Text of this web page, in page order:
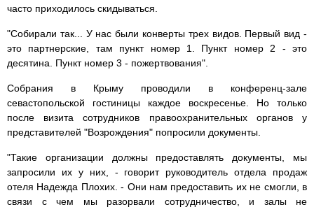
часто приходилось скидываться.
"Собирали так... У нас были конверты трех видов. Первый вид -
это партнерские, там пункт номер 1. Пункт номер 2 - это
десятина. Пункт номер 3 - пожертвования".
Собрания в Крыму проводили в конференц-зале
севастопольской гостиницы каждое воскресенье. Но только
после визита сотрудников правоохранительных органов у
представителей "Возрождения" попросили документы.
"Такие организации должны предоставлять документы, мы
запросили их у них, - говорит руководитель отдела продаж
отеля Надежда Плохих. - Они нам предоставить их не смогли, в
связи с чем мы разорвали сотрудничество, и залы не